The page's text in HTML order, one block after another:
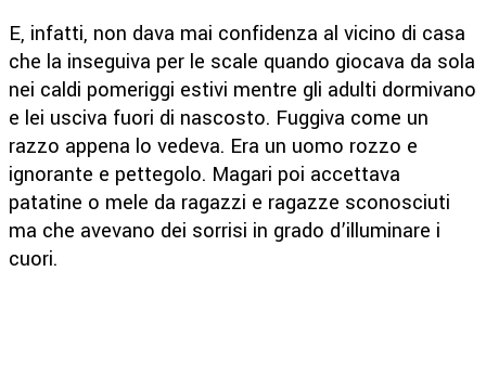
E, infatti, non dava mai confidenza al vicino di casa
che la inseguiva per le scale quando giocava da sola
nei caldi pomeriggi estivi mentre gli adulti dormivano
e lei usciva fuori di nascosto. Fuggiva come un
razzo appena lo vedeva. Era un uomo rozzo e
ignorante e pettegolo. Magari poi accettava
patatine o mele da ragazzi e ragazze sconosciuti
ma che avevano dei sorrisi in grado d’illuminare i
cuori.